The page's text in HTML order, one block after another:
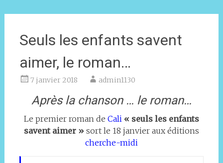
Seuls les enfants savent
aimer, le roman…
7 janvier 2018 admin1130
Après la chanson … le roman…
Le premier roman de Cali « seuls les enfants
savent aimer »sort le 18 janvier aux éditions
cherche-midi